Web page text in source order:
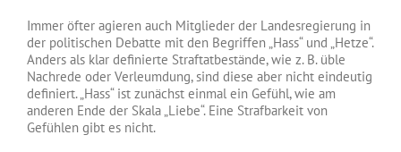
Immer öfter agieren auch Mitglieder der Landesregierung in
der politischen Debatte mit den Begriffen „Hass“ und „Hetze“.
Anders als klar definierte Straftatbestände, wie z. B. üble
Nachrede oder Verleumdung, sind diese aber nicht eindeutig
definiert. „Hass“ ist zunächst einmal ein Gefühl, wie am
anderen Ende der Skala „Liebe“. Eine Strafbarkeit von
Gefühlen gibt es nicht.